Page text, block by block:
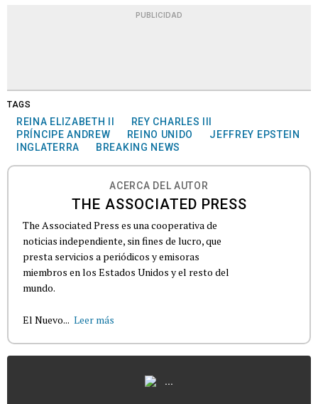
PUBLICIDAD
TAGS
REINA ELIZABETH II
REY CHARLES III
PRÍNCIPE ANDREW
REINO UNIDO
JEFFREY EPSTEIN
INGLATERRA
BREAKING NEWS
ACERCA DEL AUTOR
THE ASSOCIATED PRESS
The Associated Press es una cooperativa de
noticias independiente, sin fines de lucro, que
presta servicios a periódicos y emisoras
miembros en los Estados Unidos y el resto del
mundo.
El Nuevo... Leer más
...